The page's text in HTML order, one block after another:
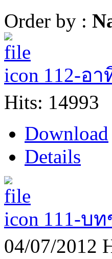
Order by :
112-อ
Hits: 14993
Download
Details
111-บ
04/07/2012